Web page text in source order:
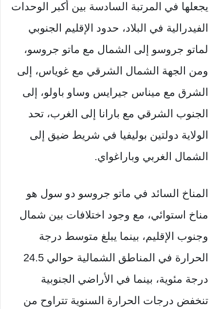
يجعلها في المرتبة السادسة بين أكبر الوحدات
الفيدرالية في البلاد، حدود الإقليم الجنوبي
لماتو جروسو إلى الشمال مع ماتو جروسو،
ومن الجهة الشمال الشرقي مع غوياس، إلى
الشرق مع ميناس جيرايس وساو باولو، إلى
الجنوب الشرقي مع بارانا إلى الغرب، تحد
الولاية دولتين بوليفيا في شريط ضيق إلى
الشمال الغربي وباراغواي.
المناخ السائد في ماتو جروسو دو سول هو
مناخ استوائي، مع وجود اختلافات بين شمال
وجنوب الإقليم، بينما يبلغ متوسط ​​درجة
الحرارة في المناطق الشمالية حوالي 24.5
درجة مئوية، بينما في الأراضي الجنوبية
تنخفض درجات الحرارة السنوية تتراوح من